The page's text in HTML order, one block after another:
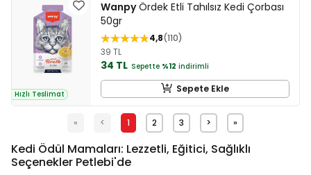
Hızlı Teslimat
WanpyÖrdek Etli Tahılsız Kedi Çorbası
50gr
4,8 110
39 TL
34 TL Sepette %12 indirimli
Sepete Ekle
« < 1 2 3 > »
Kedi Ödül Mamaları: Lezzetli, Eğitici, Sağlıklı
Seçenekler Petlebi'de